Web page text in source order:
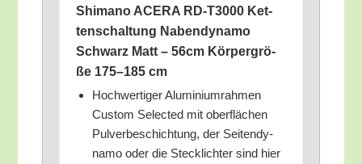
Shi­ma­no ACERA RD-T3000 Ket­
ten­schal­tung Naben­dy­na­mo
Schwarz Matt – 56cm Kör­per­grö­
ße 175–185 cm
Hoch­wer­ti­ger Alu­mi­ni­um­rah­men
Cus­tom Sel­ec­ted mit ober­flä­chen
Pul­ver­be­schich­tung, der Sei­ten­dy­
na­mo oder die Steck­lich­ter sind hier